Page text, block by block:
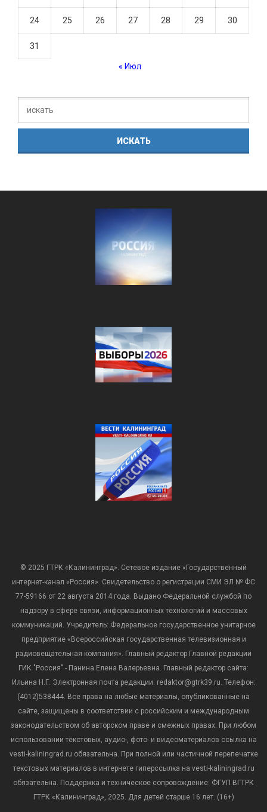
24 25 26 27 28 29 30
31
« Июл
© 2025 ГТРК «Калининград». Сетевое издание «Государственный
интернет-канал «Россия». Свидетельство о регистрации СМИ ЭЛ № ФС
77-59166 от 22 августа 2014 года. Выдано Федеральной службой по
надзору в сфере связи, информационных технологий и массовых
коммуникаций. Учредитель: Федеральное государственное унитарное
предприятие «Всероссийская государственная телевизионная и
радиовещательная компания». Главный редактор Главной редакции
ГИК "Россия" - Панина Елена Валерьевна. Главный редактор сайта:
Ильина Н.Г. Электронная почта редакции: redaktor@gtrk39.ru. Телефон:
(4012)538444. Все права на любые материалы, опубликованные на
сайте, защищены в соответствии с российским и международным
законодательством об авторском праве и смежных правах. При любом
использовании текстовых, аудио-, фото- и видеоматериалов ссылка на
vesti-kaliningrad.ru обязательна. При полной или частичной перепечатке
текстовых материалов в интернете гиперссылка на vesti-kaliningrad.ru
обязательна. Поддержка и техническое сопровождение: ФГУП ВГТРК
ГТРК «Калининград», 2025. Для детей старше 16 лет. (16+)